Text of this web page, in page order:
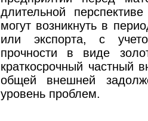
длительной
могут возникнуть в
или экспорта, с
прочности в виде
краткосрочный частный
общей внешней
уровень проблем.